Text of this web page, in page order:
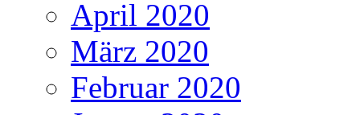
April 2020
März 2020
Februar 2020